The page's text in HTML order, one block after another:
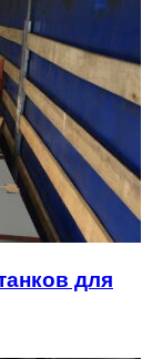
для